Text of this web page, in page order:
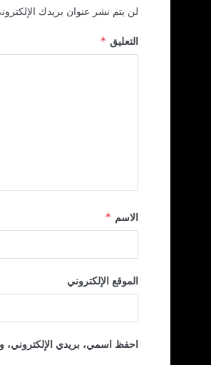
لن يتم نشر عنوان بريدك
التعليق *
الاسم *
الموقع الإلكتروني
احفظ اسمي، بريدي الإلكتروني،